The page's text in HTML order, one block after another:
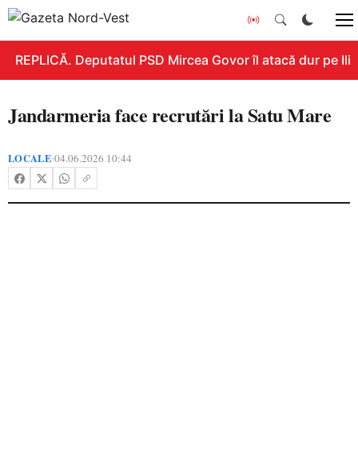
REPLICĂ. Deputatul PSD Mircea Govor îl atacă dur pe
Jandarmeria face recrutări la Satu Mare
LOCALE•04.06.2026 10:44